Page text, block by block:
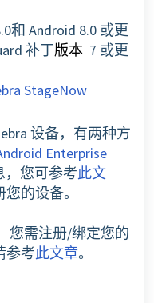
和 Android 8.0 或更
补丁版本 7 或更
StageNow
设备，有两种方
Enterprise
，您可参考此文
的设备。
您需注册/绑定您的
参考此文章。